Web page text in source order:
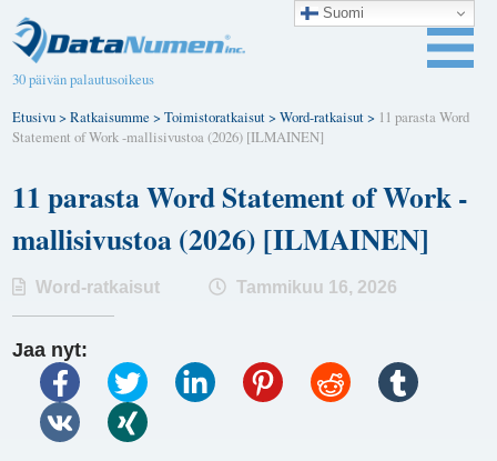
30 päivän palautusoikeus
Etusivu>Ratkaisumme >Toimistoratkaisut>Word-ratkaisut> 11 parasta Word
Statement of Work -mallisivustoa (2026) [ILMAINEN]
11 parasta Word Statement of Work -
mallisivustoa (2026) [ILMAINEN]
Word-ratkaisut Tammikuu 16, 2026
Jaa nyt:
Suomi